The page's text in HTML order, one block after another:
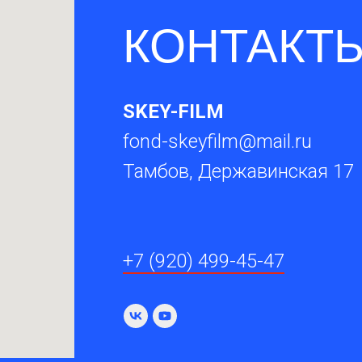
SKEY-FILM
fond-skeyfilm@mail.ru
Тамбов, Державинская 17
+7 (920) 499-45-47